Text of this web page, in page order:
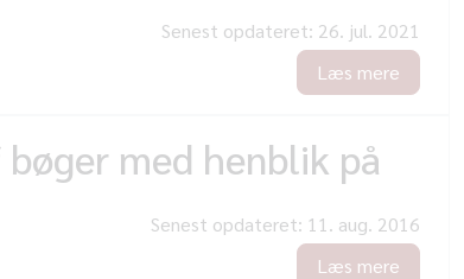
Senest opdateret: 26. jul. 2021
Læs mere
med henblik på
Senest opdateret: 11. aug. 2016
Læs mere